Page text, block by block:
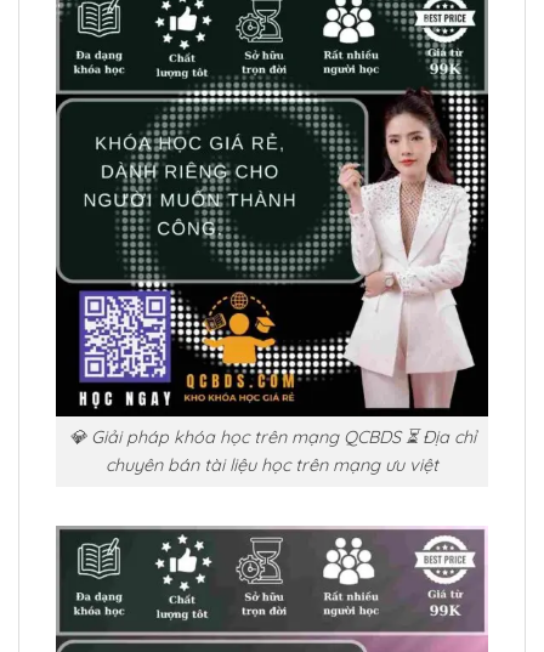
💎 Giải pháp khóa học trên mạng QCBDS ⏳ Địa chỉ
chuyên bán tài liệu học trên mạng ưu việt